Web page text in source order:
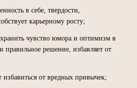
в себе, твердости,
карьерному росту;
чувство юмора и оптимизм в
правильное решение, избавляет от
от вредных привычек;